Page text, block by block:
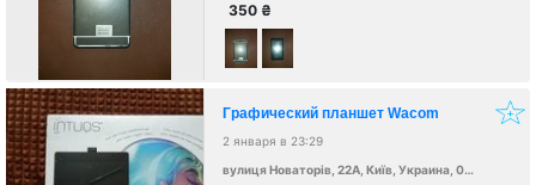
350 ₴
Графический планшет Wacom
2 января в 23:29
вулиця Новаторів, 22А, Київ, Украина, 02000